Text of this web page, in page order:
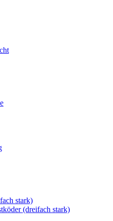
stark)
(dreifach stark)